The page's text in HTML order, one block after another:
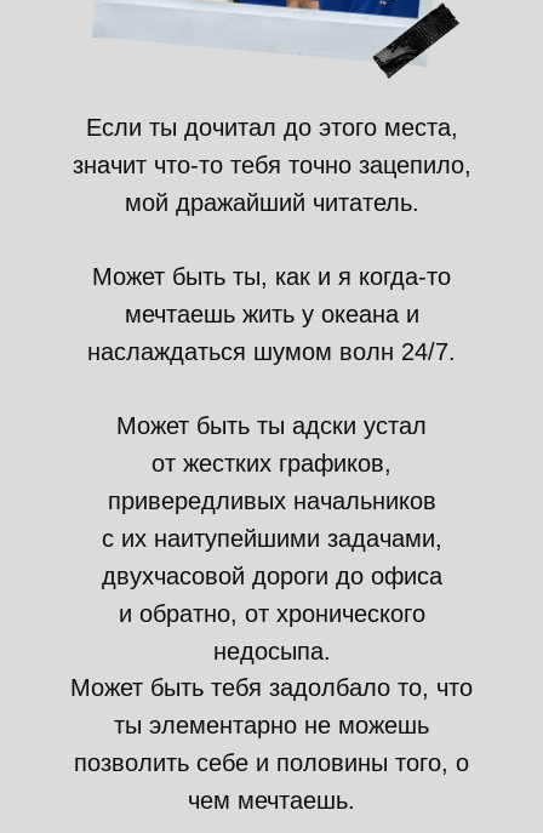
Если ты дочитал до этого места,
значит что-то тебя точно зацепило,
мой дражайший читатель.
Может быть ты, как и я когда-то
мечтаешь жить у океана и
наслаждаться шумом волн 24/7.
Может быть ты адски устал
от жестких графиков,
привередливых начальников
с их наитупейшими задачами,
двухчасовой дороги до офиса
и обратно, от хронического
недосыпа.
Может быть тебя задолбало то, что
ты элементарно не можешь
позволить себе и половины того, о
чем мечтаешь.